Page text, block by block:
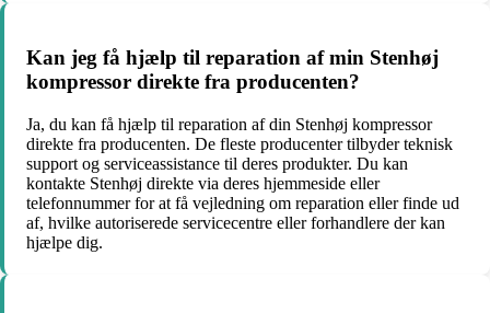
Kan jeg få hjælp til reparation af min Stenhøj
kompressor direkte fra producenten?
Ja, du kan få hjælp til reparation af din Stenhøj kompressor
direkte fra producenten. De fleste producenter tilbyder teknisk
support og serviceassistance til deres produkter. Du kan
kontakte Stenhøj direkte via deres hjemmeside eller
telefonnummer for at få vejledning om reparation eller finde ud
af, hvilke autoriserede servicecentre eller forhandlere der kan
hjælpe dig.